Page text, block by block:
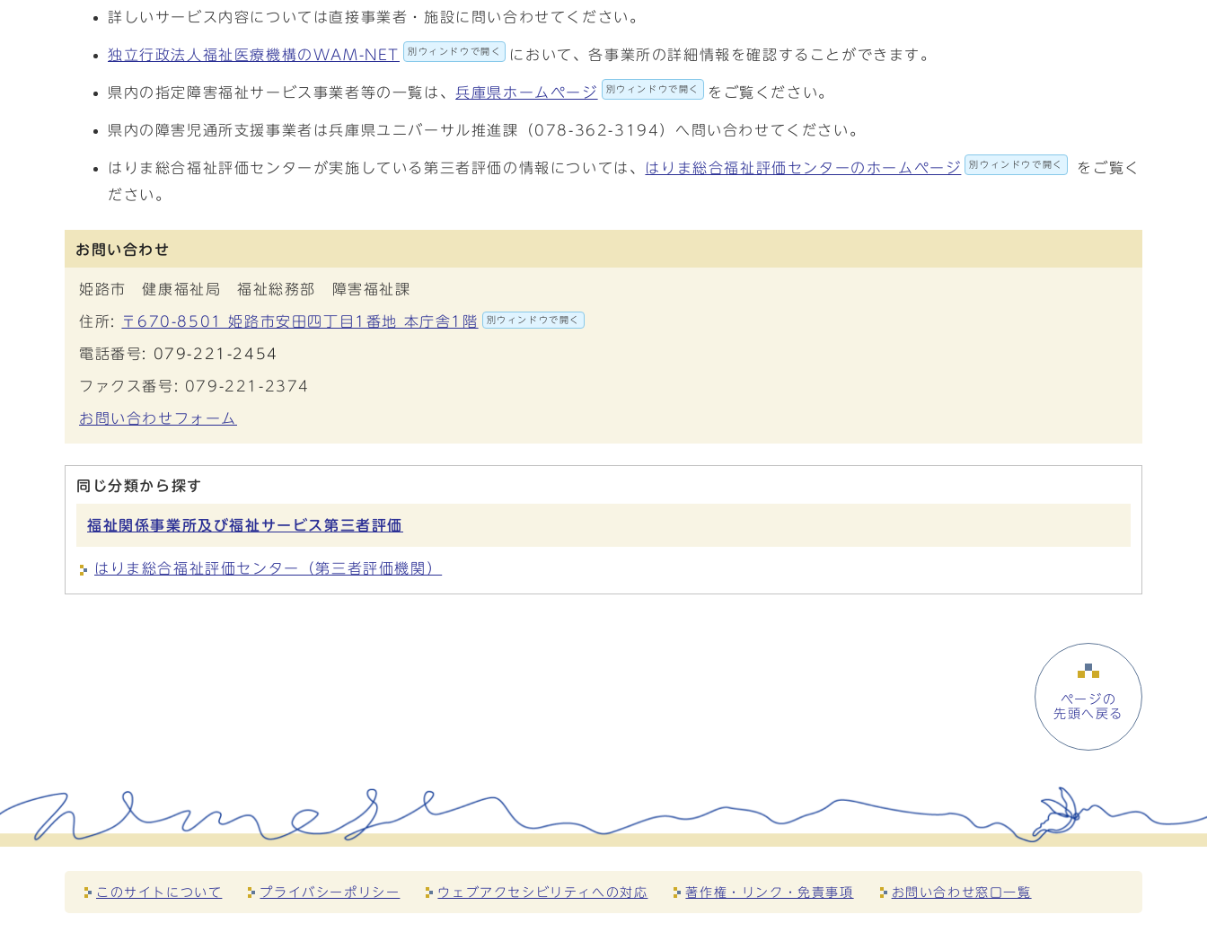
詳しいサービス内容については直接事業者・施設に問い合わせてください。
独立行政法人福祉医療機構のWAM-NET 別ウィンドウで開く において、各事業所の詳細情報を確認することができます。
県内の指定障害福祉サービス事業者等の一覧は、兵庫県ホームページ 別ウィンドウで開く をご覧ください。
県内の障害児通所支援事業者は兵庫県ユニバーサル推進課（078-362-3194）へ問い合わせてください。
はりま総合福祉評価センターが実施している第三者評価の情報については、 はりま総合福祉評価センターのホームページ 別ウィンドウで開く
をご覧く
ださい。
お問い合わせ
姫路市 健康福祉局 福祉総務部 障害福祉課
住所: 〒670-8501 姫路市安田四丁目1番地 本庁舎1階 別ウィンドウで開く
電話番号: 079-221-2454
ファクス番号: 079-221-2374
お問い合わせフォーム
同じ分類から探す
福祉関係事業所及び福祉サービス第三者評価
はりま総合福祉評価センター（第三者評価機関）
ページの
先頭へ戻る
このサイトについて プライバシーポリシー ウェブアクセシビリティへの対応 著作権・リンク・免責事項 お問い合わせ窓口一覧